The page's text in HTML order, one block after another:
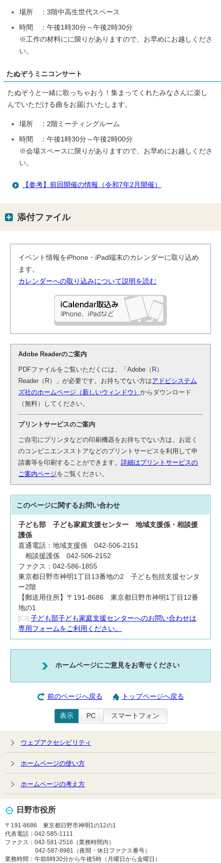
場所 ：3階中高生世代スペース
時間 ：午後1時30分～午後2時30分
※工作の材料にに限りがありますので、お早めにお越しくださ
い。
たぬぞうミニコンサート
たぬぞうと一緒に歌っちゃおう！集まってくれたみなさんに楽し
んでいただける曲をお届けいたします。
場所 ：2階ミーティングルーム
時間 ：午後1時30分～午後2時00分
※会場スペースに限りがありますので、お早めにお越しくださ
い。
【参考】前回開催の情報（令和7年2月開催）
添付ファイル
イベント情報をiPhone・iPad端末のカレンダーに取り込め
ます。
カレンダーへの取り込みについて説明を読む
Adobe Readerのご案内
PDFファイルをご覧いただくには、「Adobe（R）
Reader（R）」が必要です。お持ちでない方はアドビシステム
ズ社のホームページ（新しいウィンドウ）からダウンロード
（無料）してください。
プリントサービスのご案内
ご自宅にプリンタなどの印刷機器をお持ちでない方は、お近く
のコンビニエンスストアなどのプリントサービスを利用して申
請書等を印刷することができます。詳細はプリントサービスの
ご案内ページをご覧ください。
このページに関するお問い合わせ
子ども部子ども家庭支援センター 地域支援係・相談援
護係
直通電話：地域支援係 042-506-2151
相談援護係 042-506-2152
ファクス：042-586-1855
東京都日野市神明1丁目13番地の2 子ども包括支援センタ
ー2階
【郵送用住所】〒191-8686 東京都日野市神明1丁目12番
地の1
子ども部子ども家庭支援センターへのお問い合わせは
専用フォームをご利用ください。
ホームページにご意見をお寄せください
前のページへ戻る トップページへ戻る
表示 PC スマートフォン
ウェブアクセシビリティ
ホームページの使い方
ホームページの考え方
日野市役所
〒191-8686 東京都日野市神明1の12の1
代表電話：042-585-1111
ファクス：042-581-2516（業務時間内）
042-587-8981（夜間・休日ファクス番号）
業務時間：午前8時30分から午後5時（月曜日から金曜日）